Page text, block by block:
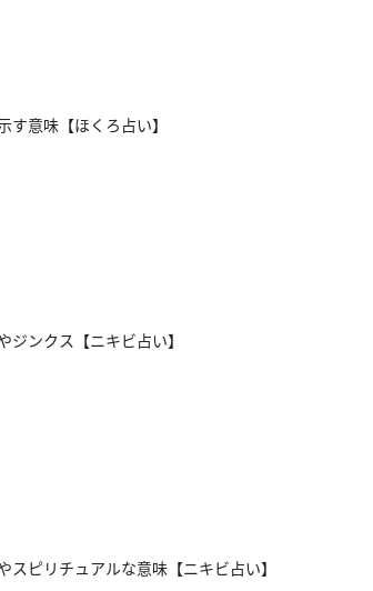
す意味【ほくろ占い】
ンクス【ニキビ占い】
スピリチュアルな意味【ニキビ占い】